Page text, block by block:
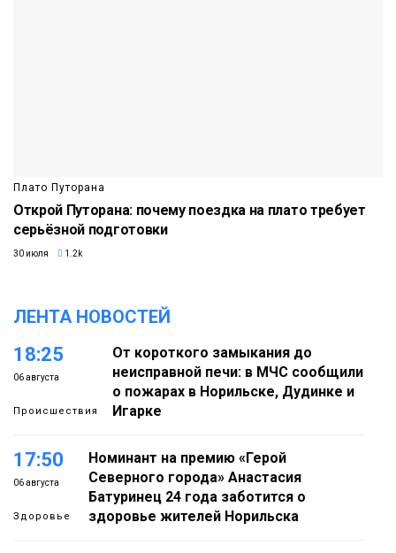
Плато Путорана
Открой Путорана: почему поездка на плато требует
серьёзной подготовки
30 июля 1.2k
ЛЕНТА НОВОСТЕЙ
18:25
06 августа
Происшествия
От короткого замыкания до
неисправной печи: в МЧС сообщили
о пожарах в Норильске, Дудинке и
Игарке
17:50
06 августа
Здоровье
Номинант на премию «Герой
Северного города» Анастасия
Батуринец 24 года заботится о
здоровье жителей Норильска